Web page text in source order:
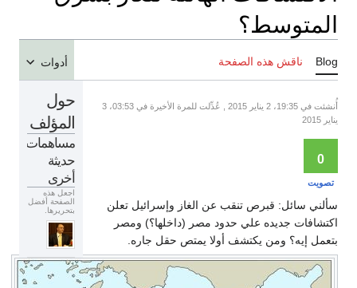
المتوسط؟
Blog ناقش هذه الصفحة أدوات
حول
المؤلف
مساهمات
حديثة
أخرى
اجعل هذه
الصفحة أفضل
بتحريرها.
أُنشئت في 19:35، 2 يناير 2015 , عُدِّلت للمرة الأخيرة في 03:53، 3
يناير 2015
0
تصويت
سألني سائل: قبرص تنقب عن الغاز وإسرائيل تعلن
اكتشافات جديده علي حدود مصر (داخلها؟) ومصر
بتعمل إيه؟ ومن يكتشف أولا يمتص حقل جاره.